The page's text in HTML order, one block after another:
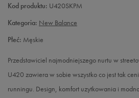
45,5 29,5 cm
Kod produktu: U420SKPM
Kategoria: New Balance
Płeć: Męskie
Przedstawiciel najmodniejszego nurtu w
U420 zawiera w sobie wszystko co jest tak
runningu. Design, komfort uzytkowania i